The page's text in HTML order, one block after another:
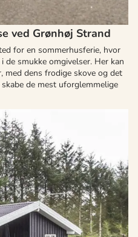
ved Grønhøj Strand
for en sommerhusferie, hvor
de smukke omgivelser. Her kan
med dens frodige skove og det
de mest uforglemmelige